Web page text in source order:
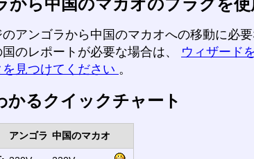
から中国のマカオのプラグを
アンゴラから中国のマカオへの移動に必
のレポートが必要な場合は、 ウィザードを
見つけてください 。
かるクイックチャート
アンゴラ 中国のマカオ